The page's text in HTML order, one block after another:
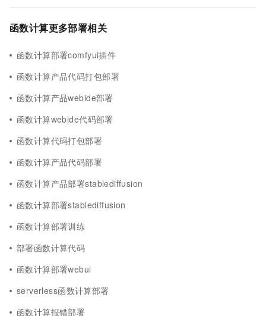
函数计算更多部署相关
函数计算部署comfyui插件
函数计算产品代码打包部署
函数计算产品webide部署
函数计算webide代码部署
函数计算代码打包部署
函数计算产品代码部署
函数计算产品部署stablediffusion
函数计算部署stablediffusion
函数计算部署训练
部署函数计算代码
函数计算部署webui
serverless函数计算部署
函数计算报错部署